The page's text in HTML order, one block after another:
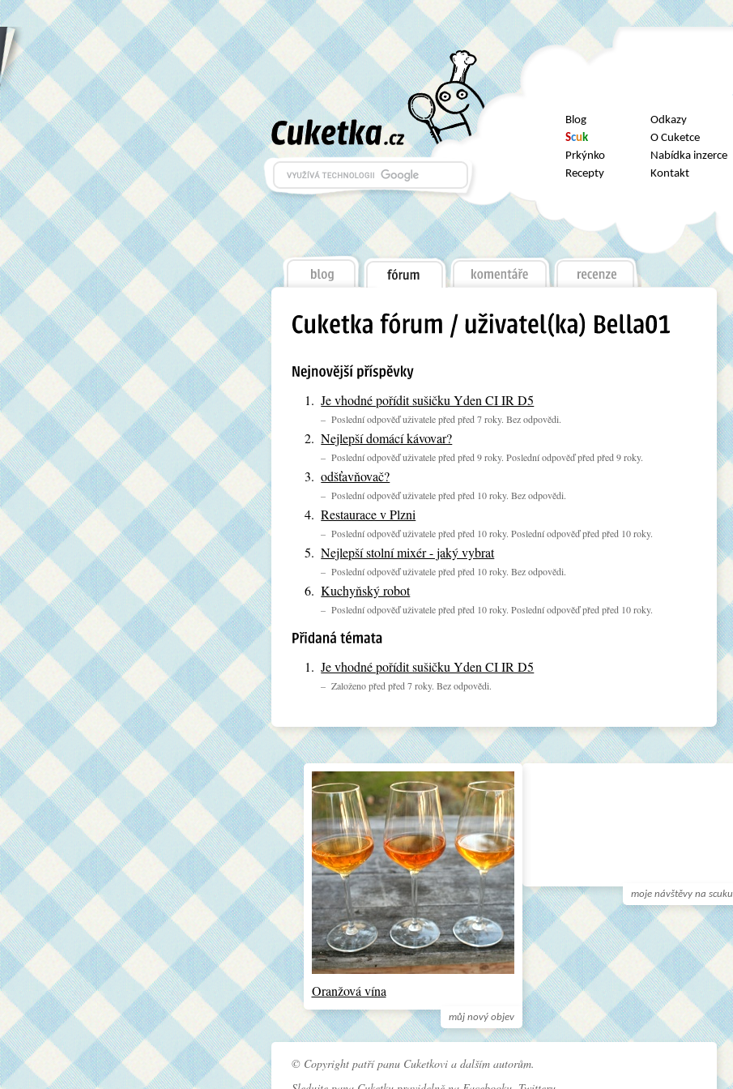
Blog
Scuk
Prkýnko
Recepty
Odkazy
O Cuketce
Nabídka inzerce
Kontakt
Je vhodné pořídit sušičku Yden CI IR D5
– Poslední odpověď uživatele před před 7 roky. Bez odpovědi.
Nejlepší domácí kávovar?
– Poslední odpověď uživatele před před 9 roky. Poslední odpověď před před 9 roky.
odšťavňovač?
– Poslední odpověď uživatele před před 10 roky. Bez odpovědi.
Restaurace v Plzni
– Poslední odpověď uživatele před před 10 roky. Poslední odpověď před před 10 roky.
Nejlepší stolní mixér - jaký vybrat
– Poslední odpověď uživatele před před 10 roky. Bez odpovědi.
Kuchyňský robot
– Poslední odpověď uživatele před před 10 roky. Poslední odpověď před před 10 roky.
Je vhodné pořídit sušičku Yden CI IR D5
– Založeno před před 7 roky. Bez odpovědi.
moje návštěvy na scuku
můj nový objev
Oranžová vína
© Copyright patří panu Cuketkovi a dalším autorům.